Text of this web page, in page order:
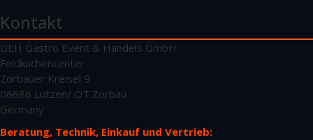
Kontakt
GEH Gastro Event & Handels GmbH
Feldküchencenter
Zorbauer Kreisel 9
06686 Lützen/ OT Zorbau
Germany
Beratung, Technik, Einkauf und Vertrieb: